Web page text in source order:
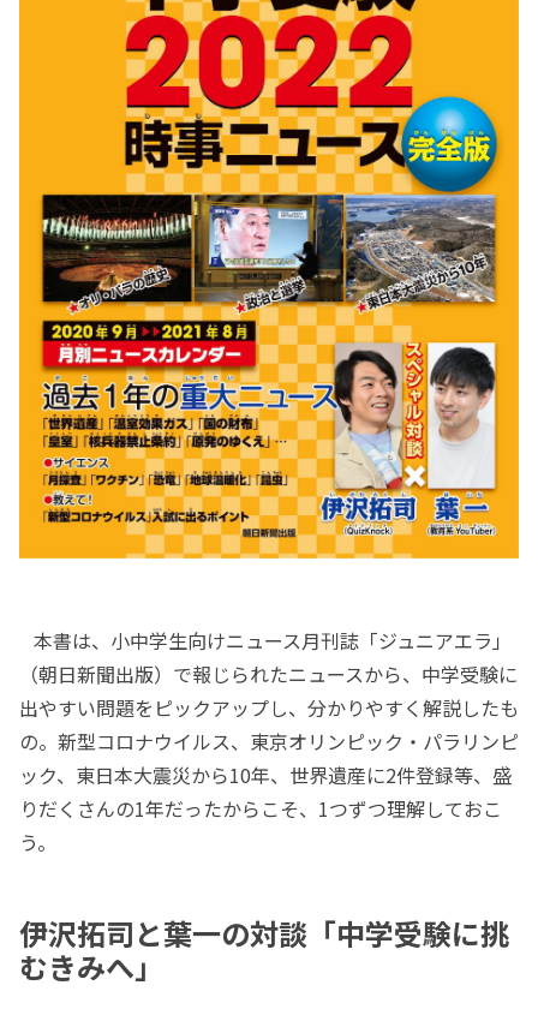
本書は、小中学生向けニュース月刊誌「ジュニアエラ」
（朝日新聞出版）で報じられたニュースから、中学受験に
出やすい問題をピックアップし、分かりやすく解説したも
の。新型コロナウイルス、東京オリンピック・パラリンピ
ック、東日本大震災から10年、世界遺産に2件登録等、盛
りだくさんの1年だったからこそ、1つずつ理解しておこ
う。
伊沢拓司と葉一の対談「中学受験に挑
むきみへ」